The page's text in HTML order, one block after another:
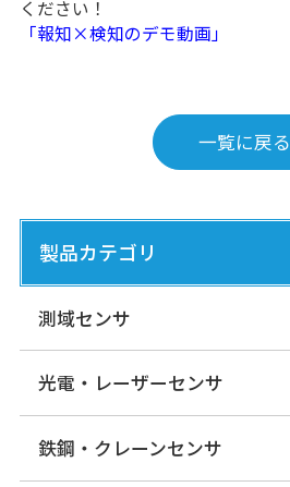
ください！
「報知×検知のデモ動画」
一覧に戻る
製品カテゴリ
測域センサ
光電・レーザーセンサ
鉄鋼・クレーンセンサ